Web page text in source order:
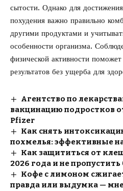
сытости. Однако для
похудения важно правильно
другими продуктами и
особенности организма.
физической активности
результатов без ущерба для
Агентство по
вакцинацию подростков
Pfizer
Как снять
похмелья: эффективные
Как защититься от
2026 года и не
Кофе с лимоном
правда или выдумка —